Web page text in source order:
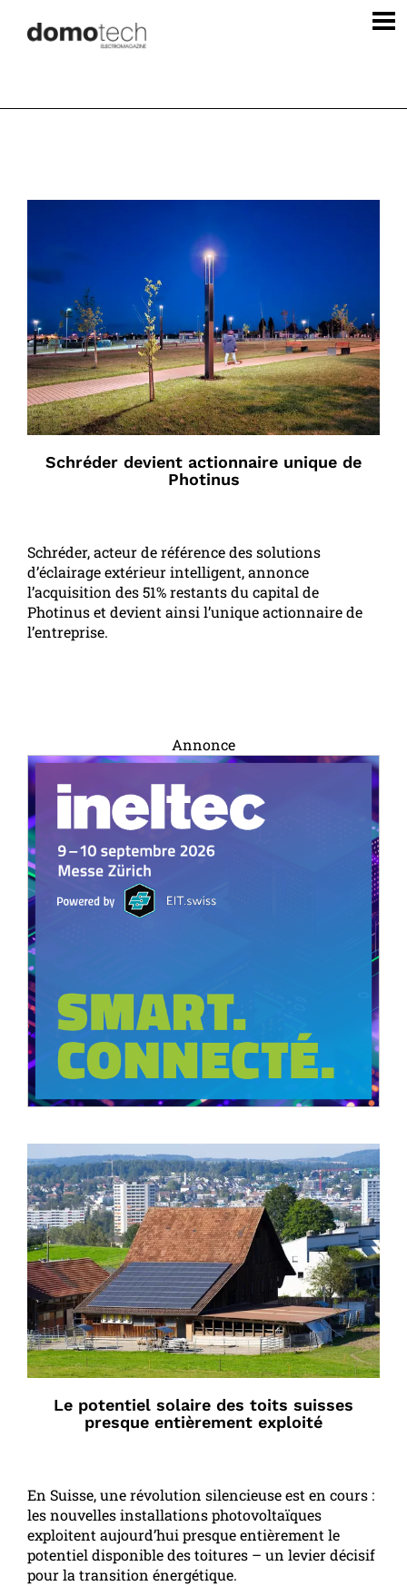
Schréder devient actionnaire unique de
Photinus
Schréder, acteur de référence des solutions
d’éclairage extérieur intelligent, annonce
l’acquisition des 51% restants du capital de
Photinus et devient ainsi l’unique actionnaire de
l’entreprise.
Annonce
Le potentiel solaire des toits suisses
presque entièrement exploité
En Suisse, une révolution silencieuse est en cours :
les nouvelles installations photovoltaïques
exploitent aujourd’hui presque entièrement le
potentiel disponible des toitures – un levier décisif
pour la transition énergétique.